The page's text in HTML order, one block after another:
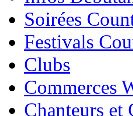
Soirées
Festivals
Clubs
Commerces
Chanteurs et